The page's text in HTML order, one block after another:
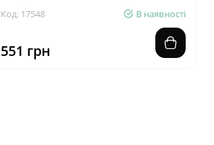
Код: 17548 В наявності
551 грн